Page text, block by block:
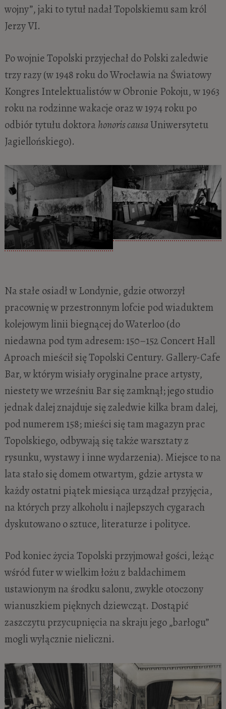
wojny”, jaki to tytuł nadał Topolskiemu sam król
Jerzy VI.
Po wojnie Topolski przyjechał do Polski zaledwie
trzy razy (w 1948 roku do Wrocławia na Światowy
Kongres Intelektualistów w Obronie Pokoju, w 1963
roku na rodzinne wakacje oraz w 1974 roku po
odbiór tytułu doktorahonoris causaUniwersytetu
Jagiellońskiego).
Na stałe osiadł w Londynie, gdzie otworzył
pracownię w przestronnym lofcie pod wiaduktem
kolejowym linii biegnącej do Waterloo (do
niedawna pod tym adresem: 150–152 Concert Hall
Aproach mieścił się Topolski Century. Gallery-Cafe
Bar, w którym wisiały oryginalne prace artysty,
niestety we wrześniu Bar się zamknął; jego studio
jednak dalej znajduje się zaledwie kilka bram dalej,
pod numerem 158; mieści się tam magazyn prac
Topolskiego, odbywają się także warsztaty z
rysunku, wystawy i inne wydarzenia). Miejsce to na
lata stało się domem otwartym, gdzie artysta w
każdy ostatni piątek miesiąca urządzał przyjęcia,
na których przy alkoholu i najlepszych cygarach
dyskutowano o sztuce, literaturze i polityce.
Pod koniec życia Topolski przyjmował gości, leżąc
wśród futer w wielkim łożu z baldachimem
ustawionym na środku salonu, zwykle otoczony
wianuszkiem pięknych dziewcząt. Dostąpić
zaszczytu przycupnięcia na skraju jego „barłogu”
mogli wyłącznie nieliczni.